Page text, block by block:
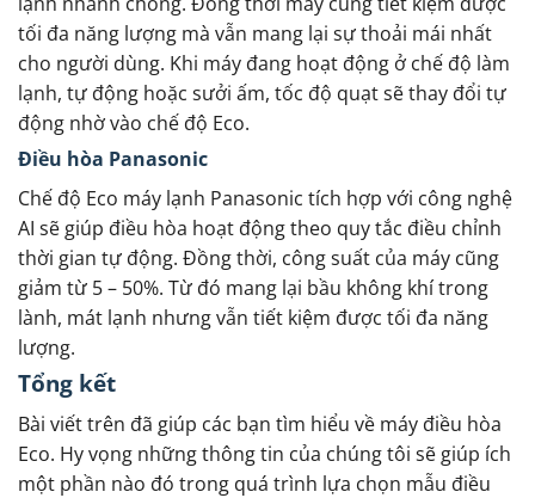
tối đa năng lượng mà vẫn mang lại sự thoải mái nhất
cho người dùng. Khi máy đang hoạt động ở chế độ làm
lạnh, tự động hoặc sưởi ấm, tốc độ quạt sẽ thay đổi tự
động nhờ vào chế độ Eco.
Điều hòa Panasonic
Chế độ Eco máy lạnh Panasonic tích hợp với công nghệ
AI sẽ giúp điều hòa hoạt động theo quy tắc điều chỉnh
thời gian tự động. Đồng thời, công suất của máy cũng
giảm từ 5 – 50%. Từ đó mang lại bầu không khí trong
lành, mát lạnh nhưng vẫn tiết kiệm được tối đa năng
lượng.
Tổng kết
Bài viết trên đã giúp các bạn tìm hiểu về máy điều hòa
Eco. Hy vọng những thông tin của chúng tôi sẽ giúp ích
một phần nào đó trong quá trình lựa chọn mẫu điều